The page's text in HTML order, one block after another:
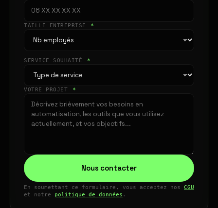
TAILLE ENTREPRISE *
SERVICE SOUHAITÉ *
VOTRE PROJET *
Nous contacter
En soumettant ce formulaire, vous acceptez nos CGU
et notre politique de données .